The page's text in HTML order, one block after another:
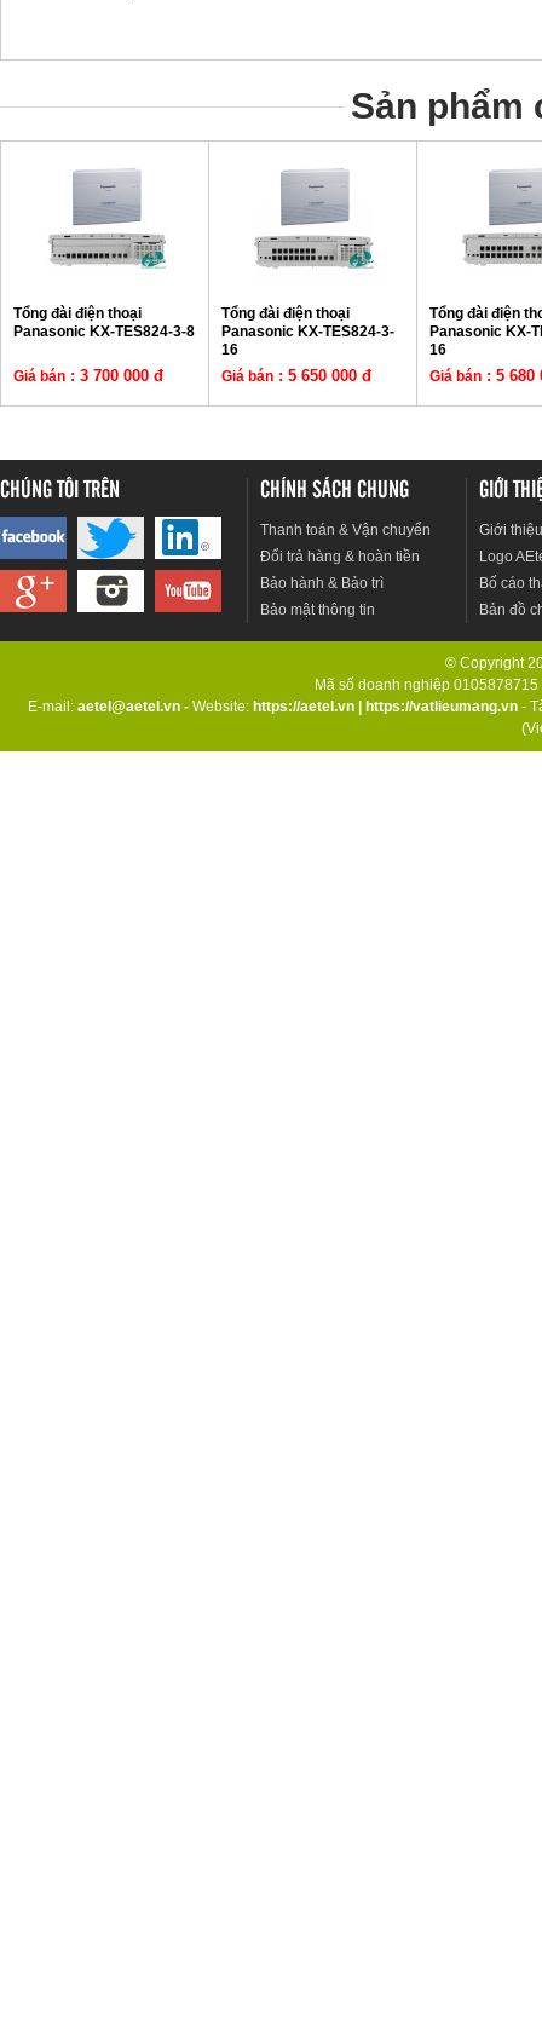
Sản phẩm
Tổng đài điện thoại
Panasonic KX-TES824-3-8
Giá bán : 3 700 000 đ
Tổng đài điện thoại
Panasonic KX-TES824-3-
16
Giá bán : 5 650 000 đ
Tổng đài điện
Panasonic KX-
16
Giá bán : 5 680
CHÚNG TÔI TRÊN CHÍNH SÁCH CHUNG
Thanh toán & Vận chuyển
Đổi trả hàng & hoàn tiền
Bảo hành & Bảo trì
Bảo mật thông tin
GIỚI
Giới
Logo
Bố cáo
Bản đồ
© Copyright
Mã số doanh nghiệp
E-mail: aetel@aetel.vn - Website: https://aetel.vn https://vatlieumang.vn -